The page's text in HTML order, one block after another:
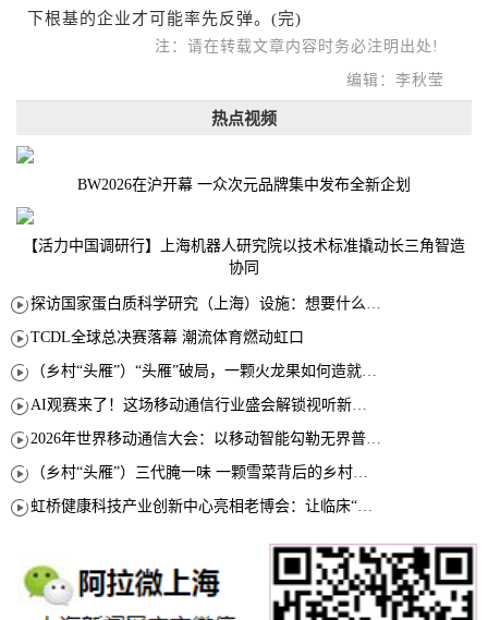
下根基的企业才可能率先反弹。(完)
注：请在转载文章内容时务必注明出处!
编辑：李秋莹
热点视频
BW2026在沪开幕 一众次元品牌集中发布全新企划
【活力中国调研行】上海机器人研究院以技术标准撬动长三角智造
协同
TCDL全球总决赛落幕 潮流体育燃动虹口